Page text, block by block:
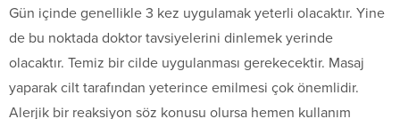
Gün içinde genellikle 3 kez uygulamak yeterli olacaktır. Yine
de bu noktada doktor tavsiyelerini dinlemek yerinde
olacaktır. Temiz bir cilde uygulanması gerekecektir. Masaj
yaparak cilt tarafından yeterince emilmesi çok önemlidir.
Alerjik bir reaksiyon söz konusu olursa hemen kullanım